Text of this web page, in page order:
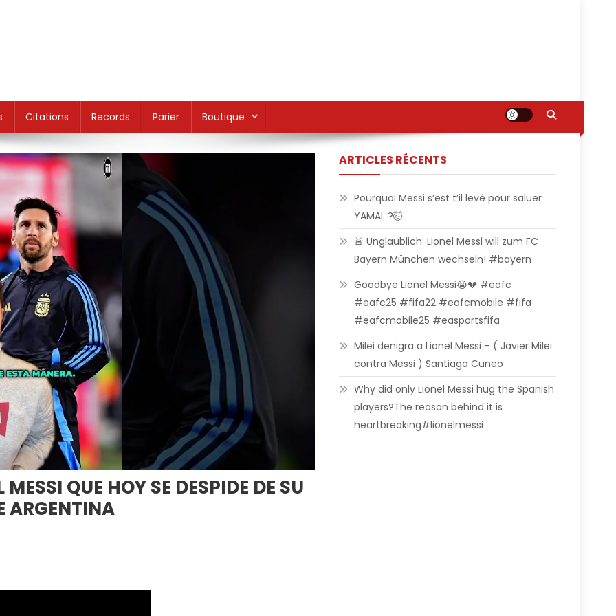
Citations Records Parier Boutique
QUE HOY SE DESPIDE DE SU
ARGENTINA
ARTICLES RÉCENTS
Pourquoi Messi s’est t’il levé pour saluer
YAMAL ?🤯
🚨 Unglaublich: Lionel Messi will zum FC
Bayern München wechseln! #bayern
Goodbye Lionel Messi😭💔 #eafc
#eafc25 #fifa22 #eafcmobile #fifa
#eafcmobile25 #easportsfifa
Milei denigra a Lionel Messi – ( Javier Milei
contra Messi ) Santiago Cuneo
Why did only Lionel Messi hug the Spanish
players?The reason behind it is
heartbreaking#lionelmessi